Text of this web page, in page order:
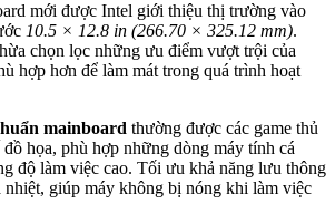
mới được Intel giới thiệu thị trường vào
10.5 × 12.8 in (266.70 × 325.12 mm).
chọn lọc những ưu điểm vượt trội của
hợp hơn để làm mát trong quá trình hoạt
mainboard thường được các game thủ
họa, phù hợp những dòng máy tính cá
độ làm việc cao. Tối ưu khả năng lưu thông
nhiệt, giúp máy không bị nóng khi làm việc